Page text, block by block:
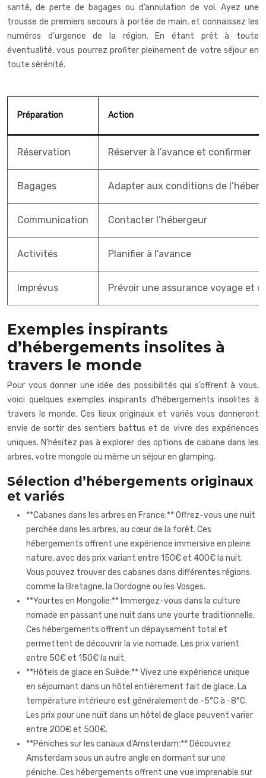
santé, de perte de bagages ou d’annulation de vol. Ayez une
trousse de premiers secours à portée de main, et connaissez les
numéros d’urgence de la région. En étant prêt à toute
éventualité, vous pourrez profiter pleinement de votre séjour en
toute sérénité.
Préparation Action
Réservation Réserver à l’avance et confirmer
Bagages Adapter aux conditions de
Communication Contacter l’hébergeur
Activités Planifier à l’avance
Imprévus Prévoir une assurance voyage et
Exemples inspirants
d’hébergements insolites à
travers le monde
Pour vous donner une idée des possibilités qui s’offrent à vous,
voici quelques exemples inspirants d’hébergements insolites à
travers le monde. Ces lieux originaux et variés vous donneront
envie de sortir des sentiers battus et de vivre des expériences
uniques. N’hésitez pas à explorer des options de cabane dans les
arbres, votre mongole ou même un séjour en glamping.
Sélection d’hébergements originaux
et variés
**Cabanes dans les arbres en France:** Offrez-vous une nuit
perchée dans les arbres, au cœur de la forêt. Ces
hébergements offrent une expérience immersive en pleine
nature, avec des prix variant entre 150€ et 400€ la nuit.
Vous pouvez trouver des cabanes dans différentes régions
comme la Bretagne, la Dordogne ou les Vosges.
**Yourtes en Mongolie:** Immergez-vous dans la culture
nomade en passant une nuit dans une yourte traditionnelle.
Ces hébergements offrent un dépaysement total et
permettent de découvrir la vie nomade. Les prix varient
entre 50€ et 150€ la nuit.
**Hôtels de glace en Suède:** Vivez une expérience unique
en séjournant dans un hôtel entièrement fait de glace. La
température intérieure est généralement de -5°C à -8°C.
Les prix pour une nuit dans un hôtel de glace peuvent varier
entre 200€ et 500€.
**Péniches sur les canaux d’Amsterdam:** Découvrez
Amsterdam sous un autre angle en dormant sur une
péniche. Ces hébergements offrent une vue imprenable sur